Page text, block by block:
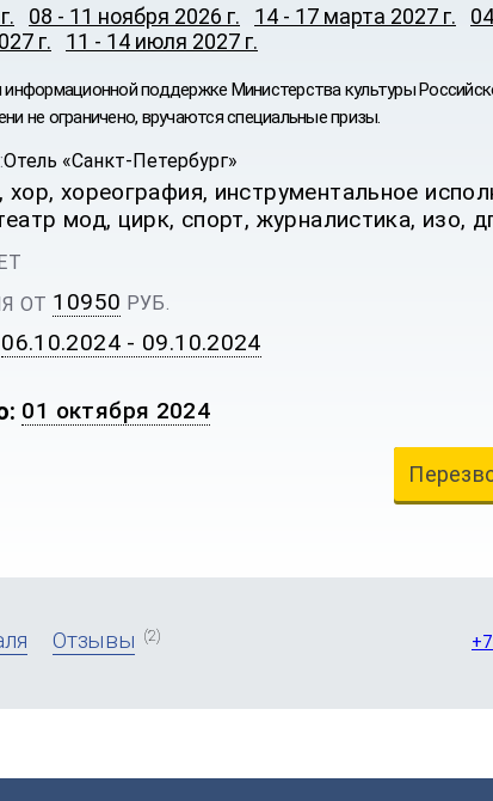
08 - 11 ноября 2026 г. 14 - 17 марта 2027 г.
г. 11 - 14 июля 2027 г.
поддержке Министерства культуры
не ограничено, вручаются специальные призы.
Отель «Санкт-Петербург»
хор, хореография, инструментальное
мод, цирк, спорт, журналистика, изо,
ОТ 10950 РУБ.
06.10.2024 - 09.10.2024
01 октября 2024
Отзывы (2)